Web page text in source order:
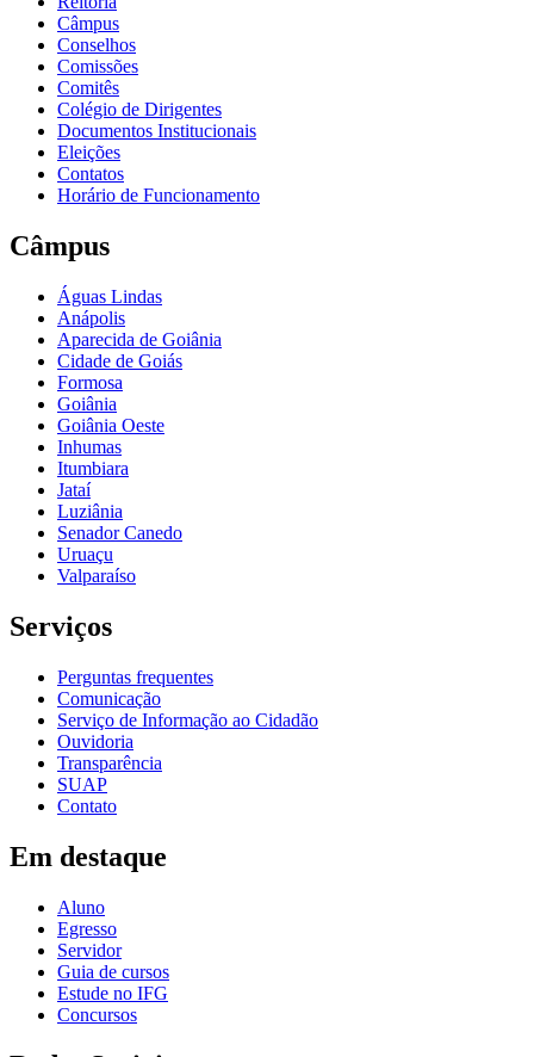
Câmpus
Conselhos
Comissões
Comitês
Colégio de Dirigentes
Documentos Institucionais
Eleições
Contatos
Horário de Funcionamento
Câmpus
Águas Lindas
Anápolis
Aparecida de Goiânia
Cidade de Goiás
Formosa
Goiânia
Goiânia Oeste
Inhumas
Itumbiara
Jataí
Luziânia
Senador Canedo
Uruaçu
Valparaíso
Serviços
Perguntas frequentes
Comunicação
Serviço de Informação ao Cidadão
Ouvidoria
Transparência
SUAP
Contato
Em destaque
Aluno
Egresso
Servidor
Guia de cursos
Estude no IFG
Concursos